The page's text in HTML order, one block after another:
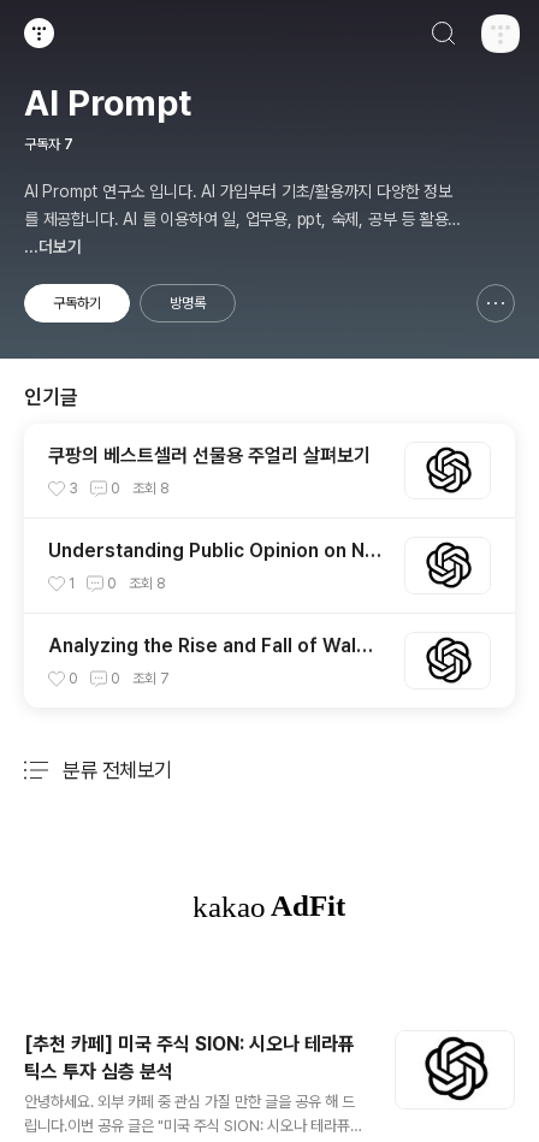
AI Prompt
구독자 7
AI Prompt 연구소 입니다. AI 가입부터 기초/활용까지 다양한 정보
를 제공합니다. AI 를 이용하여 일, 업무용, ppt, 숙제, 공부 등 활용
할 수 있는 분야를 적용하여 그 과정을 연구 하여 진행 합니다. * 본
경제, 금융, 상식 등 다양한 정보를 연구 합니다. * 한국/미국의 상승
...더보기
구독하기 방명록
인기글
쿠팡의 베스트셀러 선물용 주얼리 살펴보기
3 0 조회 8
Understanding Public Opinion on Nu
nu TV: The Controversial Illegal Stre
1 0 조회 8
Analyzing the Rise and Fall of Walma
rt’s Stock Price: Key Drivers and Tre
0 0 조회 7
분류 전체보기
[추천 카페] 미국 주식 SION: 시오나 테라퓨
틱스 투자 심층 분석
안녕하세요. 외부 카페 중 관심 가질 만한 글을 공유 해 드
립니다.이번 공유 글은 "미국 주식 SION: 시오나 테라퓨틱